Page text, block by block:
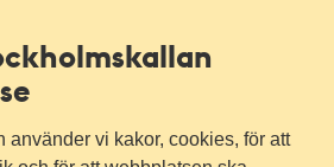
använder vi kakor, cookies, för att